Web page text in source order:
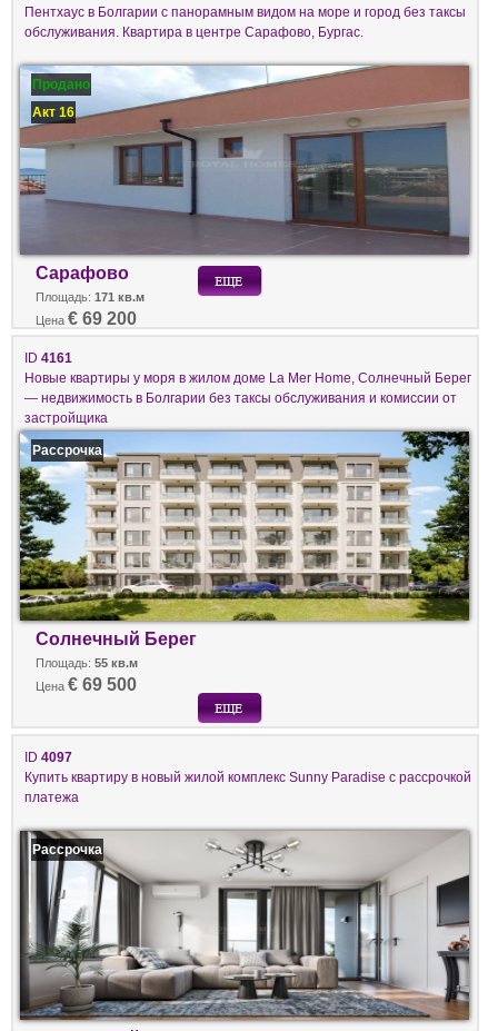
Пентхаус в Болгарии с панорамным видом на море и город без таксы
обслуживания. Квартира в центре Сарафово, Бургас.
Продано
Акт 16
Сарафово
Площадь: 171 кв.м
Цена € 69 200
ID 4161
Новые квартиры у моря в жилом доме La Mer Home, Солнечный Берег
— недвижимость в Болгарии без таксы обслуживания и комиссии от
застройщика
Рассрочка
Солнечный Берег
Площадь: 55 кв.м
Цена € 69 500
ID 4097
Купить квартиру в новый жилой комплекс Sunny Paradise с рассрочкой
платежа
Рассрочка